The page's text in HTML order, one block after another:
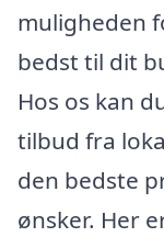
muligheden
bedst til dit
Hos os kan
tilbud fra
den bedste
ønsker. Her